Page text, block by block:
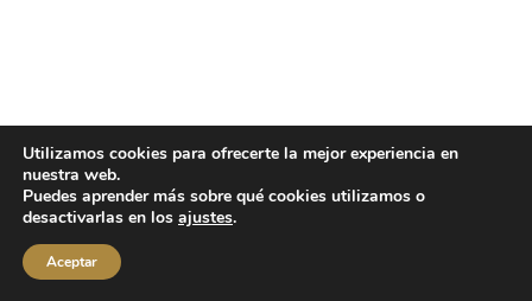
Utilizamos cookies para ofrecerte la mejor experiencia en
nuestra web.
Puedes aprender más sobre qué cookies utilizamos o
desactivarlas en los ajustes.
Aceptar